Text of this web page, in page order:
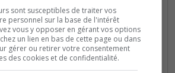
serveur francophone
depuis 2011. Explore la
des projets durables,
sont susceptibles de traiter vos
personnel sur la base de l'intérêt
vous y opposer en gérant vos options
un lien en bas de cette page ou dans
gérer ou retirer votre consentement
des cookies et de confidentialité.